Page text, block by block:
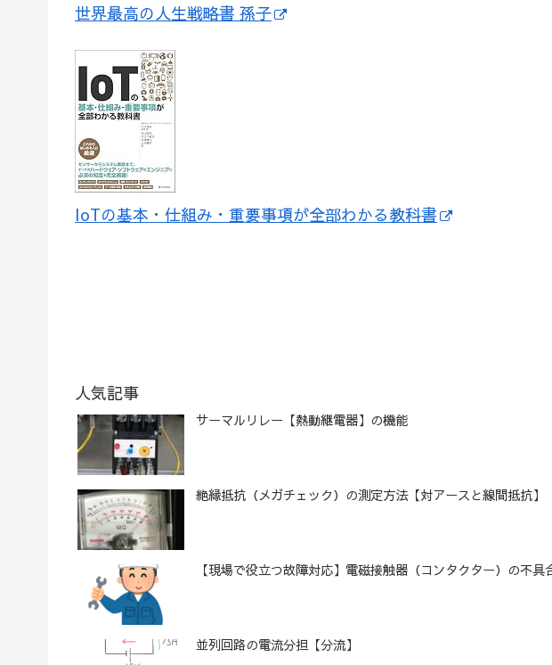
世界最高の人生戦略書 孫子
IoTの基本・仕組み・重要事項が全部わかる教科書
人気記事
サーマルリレー【熱動継電器】の機能
絶縁抵抗（メガチェック）の測定方法【対アースと線間抵抗】
【現場で役立つ故障対応】電磁接触器（コンタクター）の不具
並列回路の電流分担【分流】